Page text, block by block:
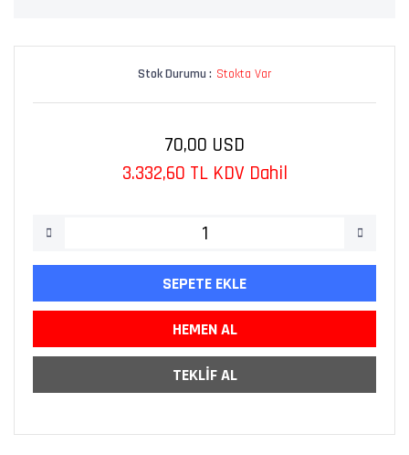
Stok Durumu : Stokta Var
70,00 USD
3.332,60 TL KDV Dahil
SEPETE EKLE
HEMEN AL
TEKLİF AL